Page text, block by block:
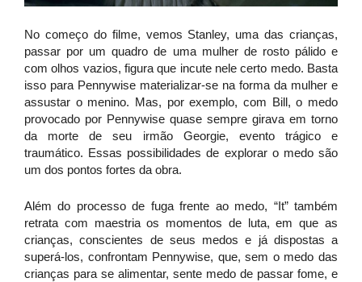
No começo do filme, vemos Stanley, uma das crianças,
passar por um quadro de uma mulher de rosto pálido e
com olhos vazios, figura que incute nele certo medo. Basta
isso para Pennywise materializar-se na forma da mulher e
assustar o menino. Mas, por exemplo, com Bill, o medo
provocado por Pennywise quase sempre girava em torno
da morte de seu irmão Georgie, evento trágico e
traumático. Essas possibilidades de explorar o medo são
um dos pontos fortes da obra.
Além do processo de fuga frente ao medo, “It” também
retrata com maestria os momentos de luta, em que as
crianças, conscientes de seus medos e já dispostas a
superá-los, confrontam Pennywise, que, sem o medo das
crianças para se alimentar, sente medo de passar fome, e